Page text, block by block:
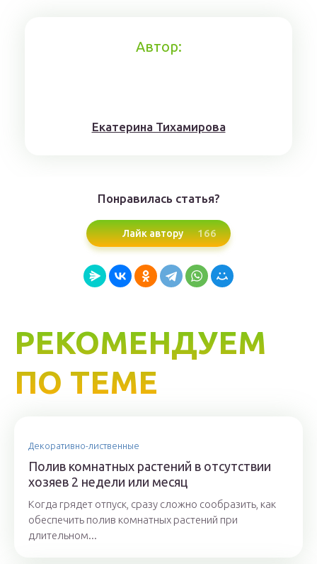
Автор:
Eкaтерина Тихaмировa
Понравилась статья?
Лайк автору 166
РЕКОМЕНДУЕМ
ПО ТЕМЕ
Декоративно-лиственные
Полив комнатных растений в отсутствии
хозяев 2 недели или месяц
Когда грядет отпуск, сразу сложно сообразить, как
обеспечить полив комнатных растений при
длительном...